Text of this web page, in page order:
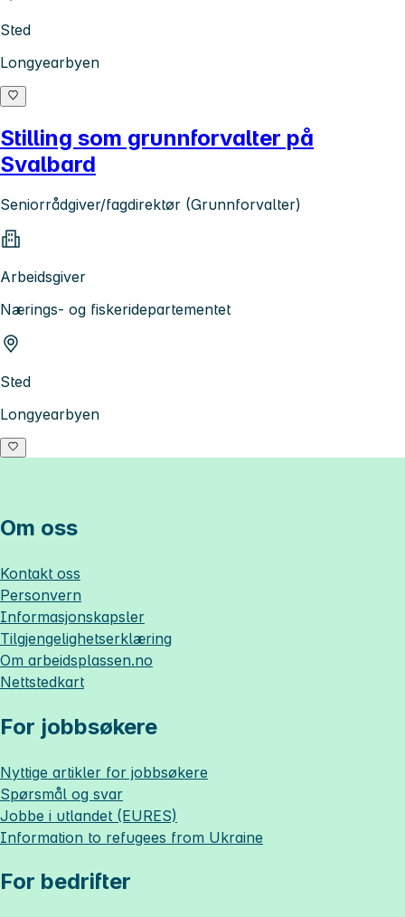
Sted
Longyearbyen
Stilling som grunnforvalter på
Svalbard
Seniorrådgiver/fagdirektør (Grunnforvalter)
Arbeidsgiver
Nærings- og fiskeridepartementet
Sted
Longyearbyen
Om oss
Kontakt oss
Personvern
Informasjonskapsler
Tilgjengelighetserklæring
Om arbeidsplassen.no
Nettstedkart
For jobbsøkere
Nyttige artikler for jobbsøkere
Spørsmål og svar
Jobbe i utlandet (EURES)
Information to refugees from Ukraine
For bedrifter